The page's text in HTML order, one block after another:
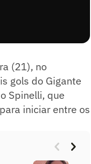
(21), no
gols do Gigante
Spinelli, que
iniciar entre os